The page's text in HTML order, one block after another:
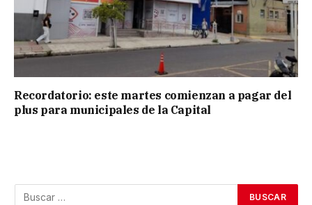
Recordatorio: este martes comienzan a pagar del
plus para municipales de la Capital